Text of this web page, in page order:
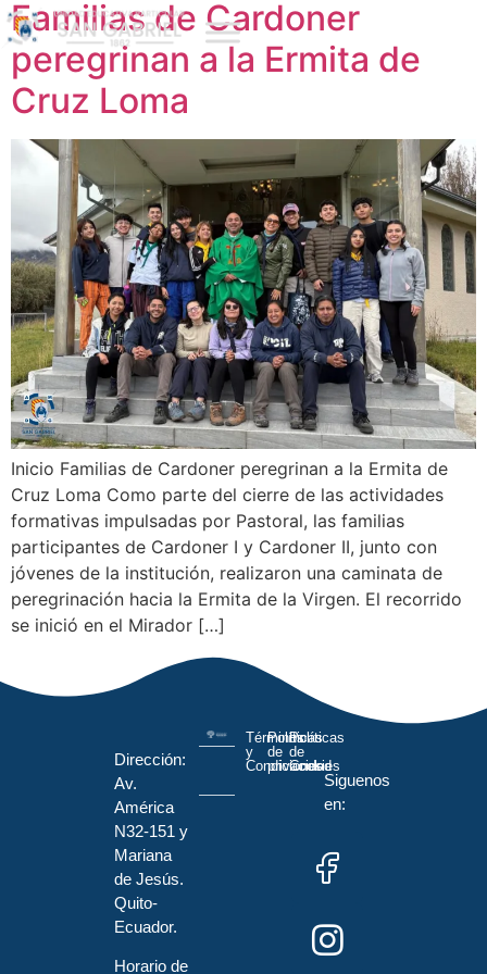
Familias de Cardoner
peregrinan a la Ermita de
Cruz Loma
Inicio Familias de Cardoner peregrinan a la Ermita de
Cruz Loma Como parte del cierre de las actividades
formativas impulsadas por Pastoral, las familias
participantes de Cardoner I y Cardoner II, junto con
jóvenes de la institución, realizaron una caminata de
peregrinación hacia la Ermita de la Virgen. El recorrido
se inició en el Mirador […]
Dirección:
Av.
América
N32-151 y
Mariana
de Jesús.
Quito-
Ecuador.
Horario de
Términos
y
Condiciones
Políticas
de
privacidad
Políticas
de
Cookies
Siguenos
en: